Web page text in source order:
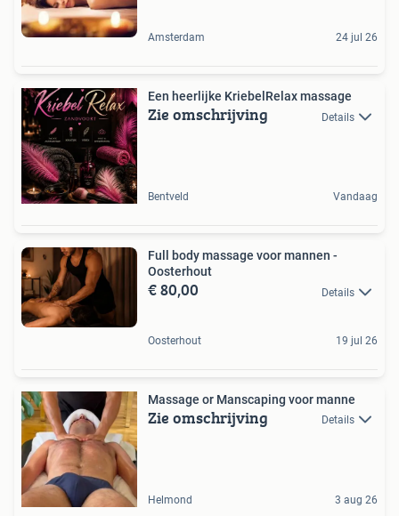
Amsterdam 24 jul 26
Een heerlijke KriebelRelax massage
Zie omschrijving Details
Bentveld Vandaag
Full body massage voor mannen -
Oosterhout
€ 80,00 Details
Oosterhout 19 jul 26
Massage or Manscaping voor manne
Zie omschrijving Details
Helmond 3 aug 26